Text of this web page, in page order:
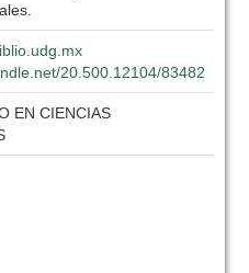
20.500.12104/83482
EN CIENCIAS